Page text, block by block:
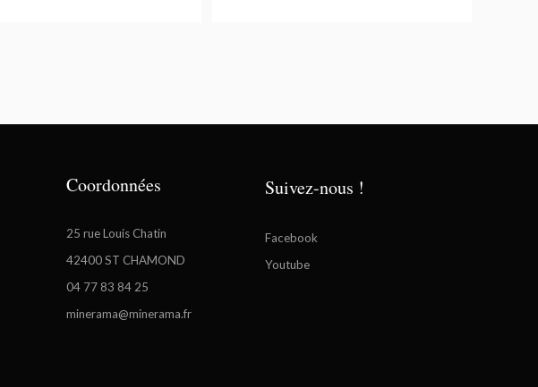
Coordonnées
25 rue Louis Chatin
42400 ST CHAMOND
04 77 83 84 25
minerama@minerama.fr
Suivez-nous !
Facebook
Youtube